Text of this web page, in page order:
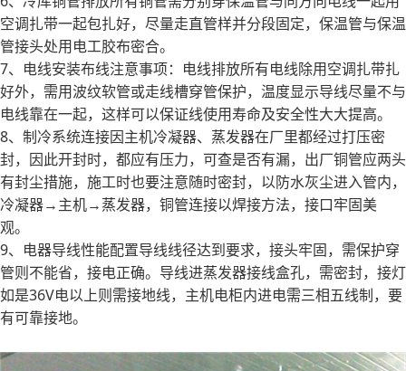
空调扎带一起包扎好，尽量走直管样并分段固定，保温管与保温
管接头处用电工胶布密合。
7、电线安装布线注意事项：电线排放所有电线除用空调扎带扎
好外，需用波纹软管或走线槽穿管保护，温度显示导线尽量不与
电线靠在一起，这样可以保证线使用寿命及安全性大大提高。
8、制冷系统连接因主机冷凝器、蒸发器在厂里都经过打压密
封，因此开封时，都应有压力，可查是否有漏，出厂铜管应两头
有封尘措施，施工时也要注意随时密封，以防水灰尘进入管内，
冷凝器→主机→蒸发器，铜管连接以焊接方法，接口牢固美
观。
9、电器导线性能配置导线线径达到要求，接头牢固，需保护穿
管则不能省，接电正确。导线进蒸发器接线盒孔，需密封，接灯
如是36V电以上则需接地线，主机电柜内进电需三相五线制，要
有可靠接地。